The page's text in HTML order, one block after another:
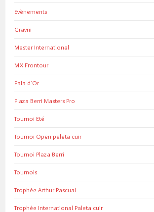
Evènements
Gravni
Master International
MX Frontour
Pala d'Or
Plaza Berri Masters Pro
Tournoi Eté
Tournoi Open paleta cuir
Tournoi Plaza Berri
Tournois
Trophée Arthur Pascual
Trophée International Paleta cuir